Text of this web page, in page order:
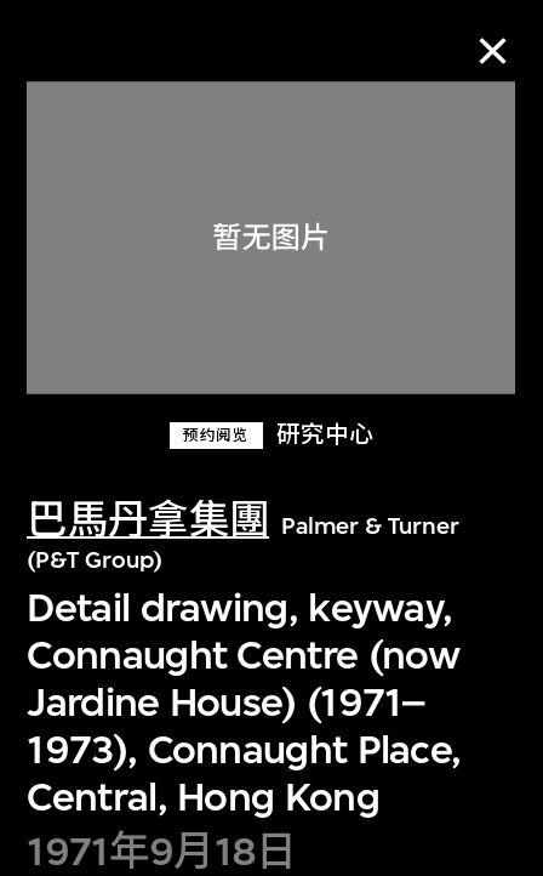
预约阅览 研究中心
巴馬丹拿集團
Palmer & Turner
(P&T Group)
Detail drawing, keyway,
Connaught Centre (now
Jardine House) (1971–
1973), Connaught Place,
Central, Hong Kong
1971年9月18日
关于M+藏品
探索世界顶级的二十及二十一世纪视觉
文化藏品。